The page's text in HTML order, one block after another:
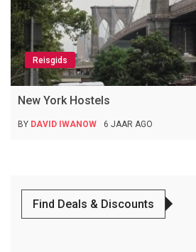
Reisgids
New York Hostels
BY DAVID IWANOW 6 JAAR AGO
Find Deals & Discounts